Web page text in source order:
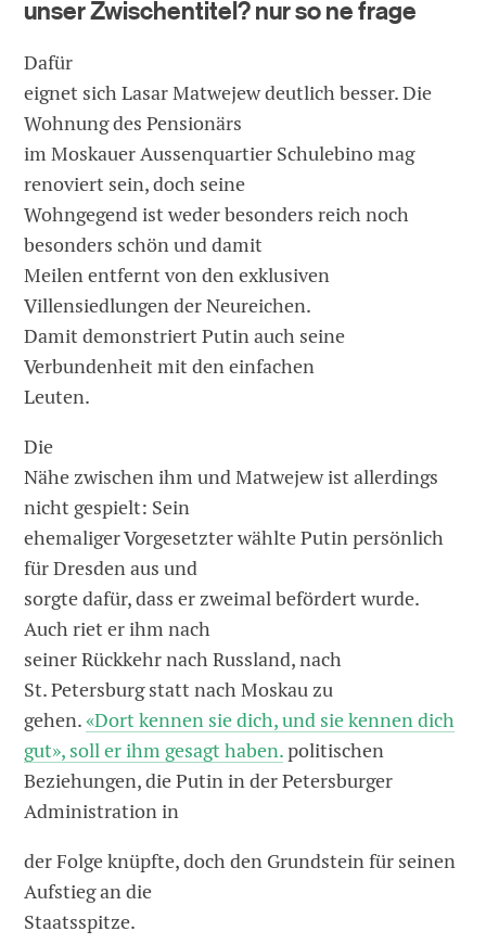
unser Zwischentitel? nur so ne frage
Dafür
eignet sich Lasar Matwejew deutlich besser. Die
Wohnung des Pensionärs
im Moskauer Aussenquartier Schulebino mag
renoviert sein, doch seine
Wohngegend ist weder besonders reich noch
besonders schön und damit
Meilen entfernt von den exklusiven
Villensiedlungen der Neureichen.
Damit demonstriert Putin auch seine
Verbundenheit mit den einfachen
Leuten.
Die
Nähe zwischen ihm und Matwejew ist allerdings
nicht gespielt: Sein
ehemaliger Vorgesetzter wählte Putin persönlich
für Dresden aus und
sorgte dafür, dass er zweimal befördert wurde.
Auch riet er ihm nach
seiner Rückkehr nach Russland, nach
St. Petersburg statt nach Moskau zu
gehen.«Dort kennen sie dich, und sie kennen dich
gut», soll er ihm gesagt haben.politischen
Beziehungen, die Putin in der Petersburger
Administration in
der Folge knüpfte, doch den Grundstein für seinen
Aufstieg an die
Staatsspitze.